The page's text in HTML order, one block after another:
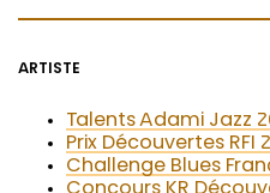
ARTISTE
Talents Adami Jazz
Prix Découvertes RFI
Challenge Blues